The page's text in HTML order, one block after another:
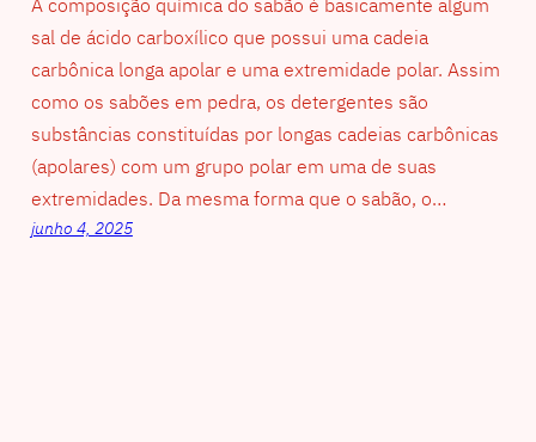
A composição química do sabão é basicamente algum
sal de ácido carboxílico que possui uma cadeia
carbônica longa apolar e uma extremidade polar. Assim
como os sabões em pedra, os detergentes são
substâncias constituídas por longas cadeias carbônicas
(apolares) com um grupo polar em uma de suas
extremidades. Da mesma forma que o sabão, o…
junho 4, 2025